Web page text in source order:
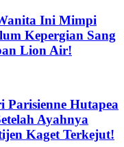
Ini Mimpi
Kepergian Sang
Lion Air!
Parisienne Hutapea
Ayahnya
Kaget Terkejut!